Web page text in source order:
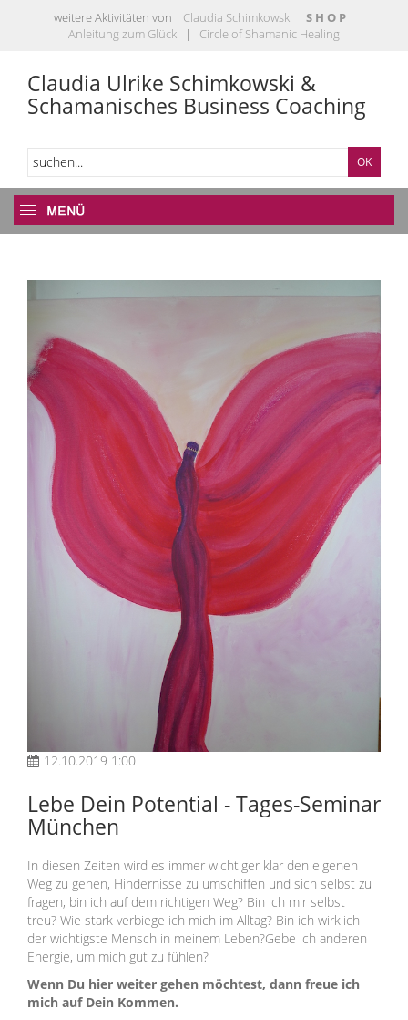
weitere Aktivitäten von Claudia Schimkowski
S H O P
Anleitung zum Glück | Circle of Shamanic Healing
Claudia Ulrike Schimkowski &
Schamanisches Business Coaching
12.10.2019 1:00
Lebe Dein Potential - Tages-Seminar
München
In diesen Zeiten wird es immer wichtiger klar den eigenen
Weg zu gehen, Hindernisse zu umschiffen und sich selbst zu
fragen, bin ich auf dem richtigen Weg? Bin ich mir selbst
treu? Wie stark verbiege ich mich im Alltag? Bin ich wirklich
der wichtigste Mensch in meinem Leben?Gebe ich anderen
Energie, um mich gut zu fühlen?
Wenn Du hier weiter gehen möchtest, dann freue ich
mich auf Dein Kommen.